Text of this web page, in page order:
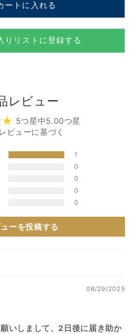
ートに入れる
りリストに登録する
レビュー
5つ星中5.00つ星
ビューに基づく
1
0
0
0
0
ーを投稿する
08/29/2025
いしまして、2日後に届き助か